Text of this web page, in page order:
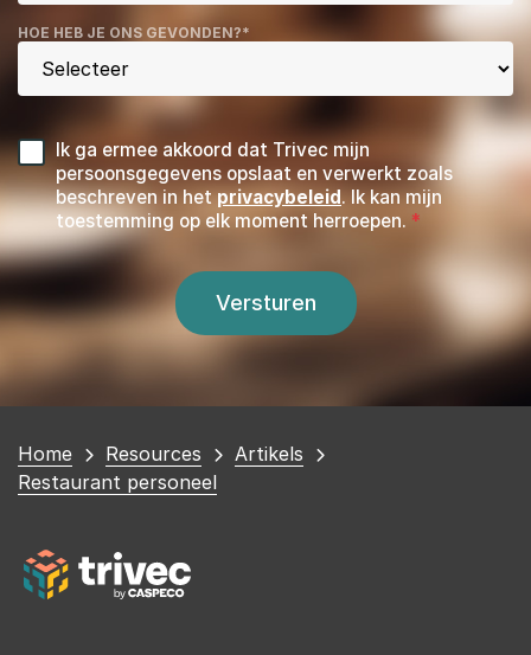
HOE HEB JE ONS GEVONDEN?*
Ik ga ermee akkoord dat Trivec mijn
persoonsgegevens opslaat en verwerkt zoals
beschreven in hetprivacybeleid. Ik kan mijn
toestemming op elk moment herroepen.
You
are
Home Resources
Artikels
Restaurant personeel